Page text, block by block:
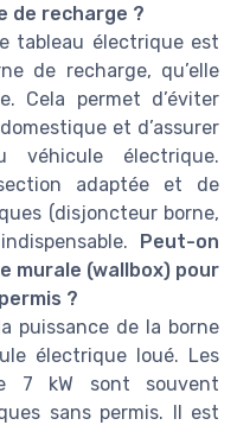
de recharge ?
tableau électrique est
de recharge, qu’elle
Cela permet d’éviter
et d’assurer
véhicule électrique.
adaptée et de
(disjoncteur borne,
Peut-on
murale (wallbox) pour
?
puissance de la borne
électrique loué. Les
7 kW sont souvent
sans permis. Il est